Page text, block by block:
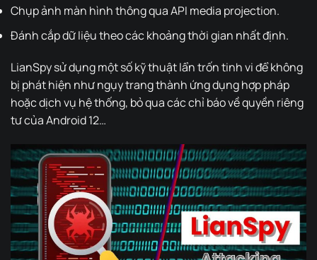
Chụp ảnh màn hình thông qua API media projection.
Đánh cắp dữ liệu theo các khoảng thời gian nhất định.
LianSpy sử dụng một số kỹ thuật lẩn trốn tinh vi để không
bị phát hiện như ngụy trang thành ứng dụng hợp pháp
hoặc dịch vụ hệ thống, bỏ qua các chỉ báo về quyền riêng
tư của Android 12…